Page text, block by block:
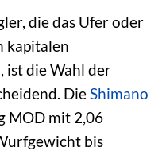
die das Ufer oder
kapitalen
ist die Wahl der
DieShimano
MOD mit 2,06
bis